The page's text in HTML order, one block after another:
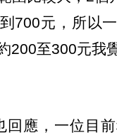
700元，所以
200至300元我
回應，一位目